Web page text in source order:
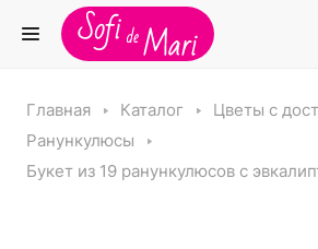
Главная Каталог
Цветы с
Ранункулюсы
Букет из 19 ранункулюсов с